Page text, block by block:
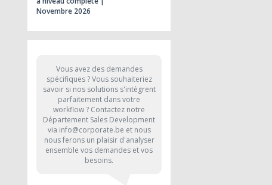
Novembre 2026
Vous avez des demandes
spécifiques ? Vous souhaiteriez
savoir si nos solutions s'intègrent
parfaitement dans votre
workflow ? Contactez notre
Département Sales Development
via info@corporate.be et nous
nous ferons un plaisir d'analyser
ensemble vos demandes et vos
besoins.